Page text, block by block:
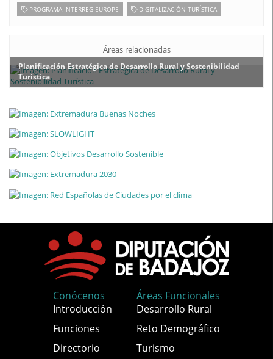
PROGRAMA INTERREG EUROPE
DIGITALIZACIÓN TURÍSTICA
Áreas relacionadas
Planificación Estratégica de Desarrollo Rural y Sostenibilidad
Turística
Conócenos
Introducción
Funciones
Directorio
Áreas Funcionales
Desarrollo Rural
Reto Demográfico
Turismo